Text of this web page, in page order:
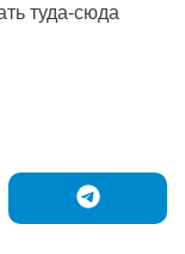
туда-сюда